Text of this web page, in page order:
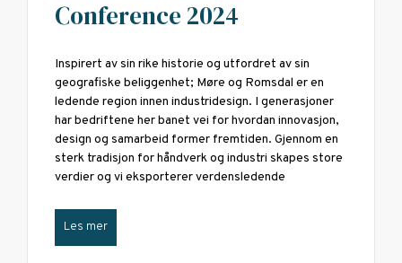
Conference 2024
Inspirert av sin rike historie og utfordret av sin
geografiske beliggenhet; Møre og Romsdal er en
ledende region innen industridesign. I generasjoner
har bedriftene her banet vei for hvordan innovasjon,
design og samarbeid former fremtiden. Gjennom en
sterk tradisjon for håndverk og industri skapes store
verdier og vi eksporterer verdensledende
Les mer